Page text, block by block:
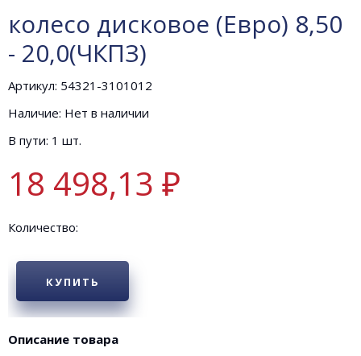
колесо дисковое (Евро) 8,50
- 20,0(ЧКПЗ)
Артикул: 54321-3101012
Наличие: Нет в наличии
В пути: 1 шт.
18 498,13 ₽
Количество:
КУПИТЬ
Описание товара